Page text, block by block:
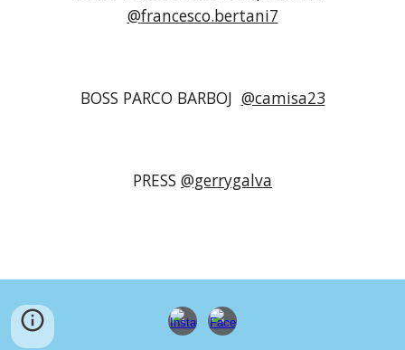
@francesco.bertani7
BOSS PARCO BARBOJ @camisa23
PRESS @gerrygalva